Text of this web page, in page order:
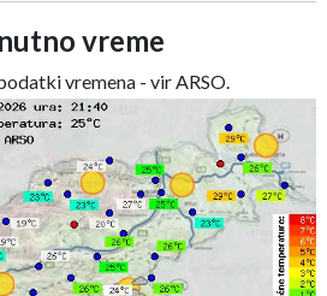
vreme
vremena - vir ARSO.